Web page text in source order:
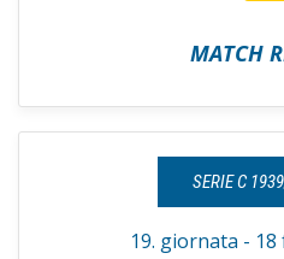
MATCH
SERIE C
19. giornata -